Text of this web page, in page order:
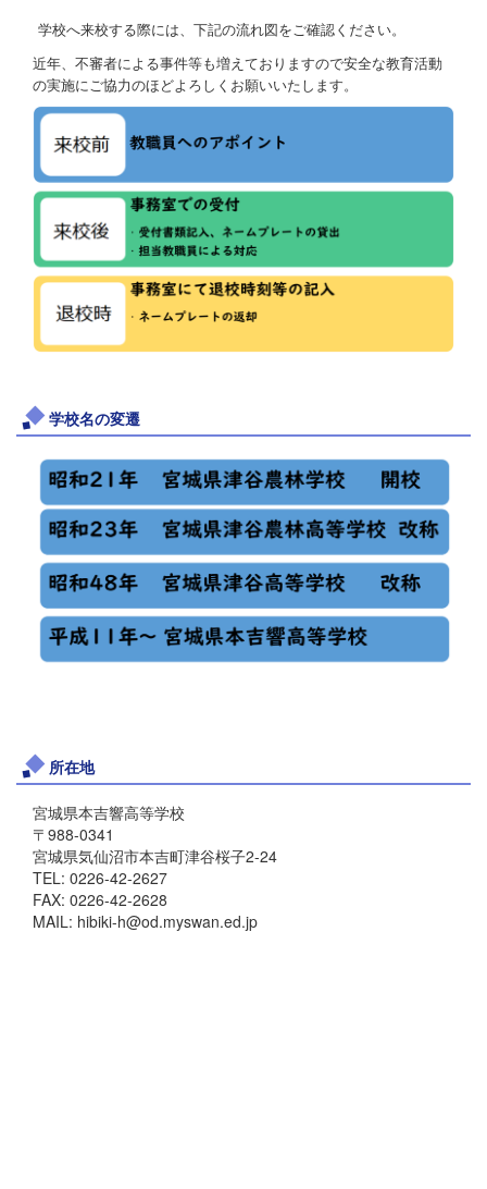
学校へ来校する際には、下記の流れ図をご確認ください。
近年、不審者による事件等も増えておりますので安全な教育活動
の実施にご協力のほどよろしくお願いいたします。
学校名の変遷
所在地
宮城県本吉響高等学校
〒988-0341
宮城県気仙沼市本吉町津谷桜子2-24
TEL: 0226-42-2627
FAX: 0226-42-2628
MAIL: hibiki-h@od.myswan.ed.jp